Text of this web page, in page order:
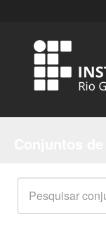
Grupos
Sobre